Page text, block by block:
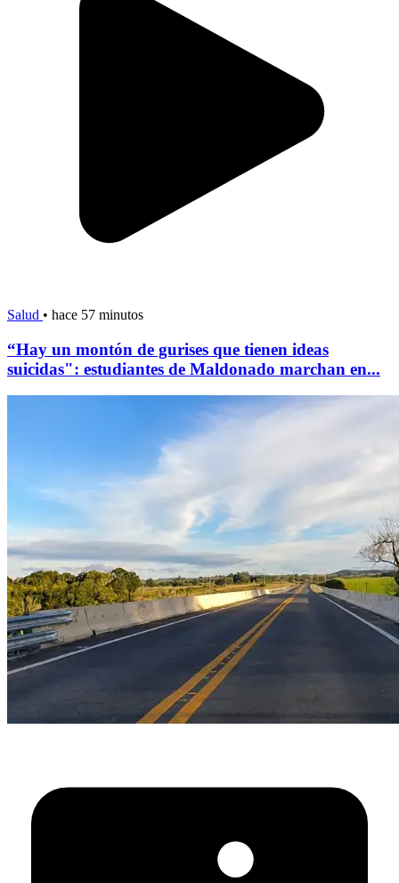
Salud • hace 57 minutos
“Hay un montón de gurises que tienen ideas
suicidas": estudiantes de Maldonado marchan en...